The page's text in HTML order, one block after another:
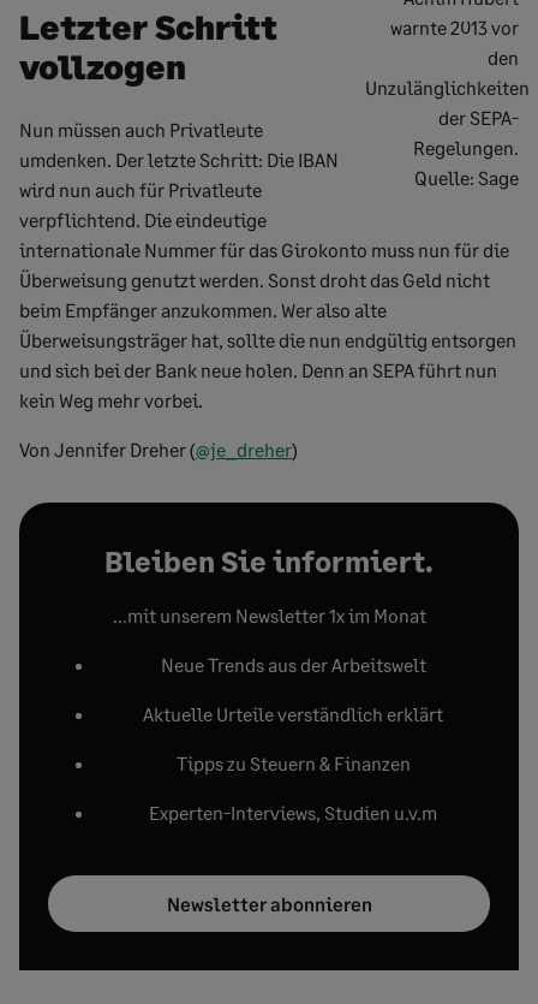
warnte 2013 vor
den
Unzulänglichkeiten
der SEPA-
Regelungen.
Quelle: Sage
Letzter Schritt
vollzogen
Nun müssen auch Privatleute
umdenken. Der letzte Schritt: Die IBAN
wird nun auch für Privatleute
verpflichtend. Die eindeutige
internationale Nummer für das Girokonto muss nun für die
Überweisung genutzt werden. Sonst droht das Geld nicht
beim Empfänger anzukommen. Wer also alte
Überweisungsträger hat, sollte die nun endgültig entsorgen
und sich bei der Bank neue holen. Denn an SEPA führt nun
kein Weg mehr vorbei.
Von Jennifer Dreher (@je_dreher)
Bleiben Sie informiert.
…mit unserem Newsletter 1x im Monat
Neue Trends aus der Arbeitswelt
Aktuelle Urteile verständlich erklärt
Tipps zu Steuern & Finanzen
Experten-Interviews, Studien u.v.m
Newsletter abonnieren